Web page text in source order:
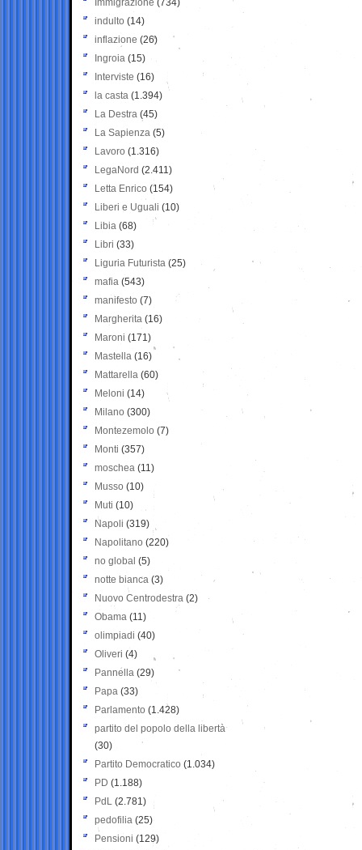
Immigrazione (734)
indulto (14)
inflazione (26)
Ingroia (15)
Interviste (16)
la casta (1.394)
La Destra (45)
La Sapienza (5)
Lavoro (1.316)
LegaNord (2.411)
Letta Enrico (154)
Liberi e Uguali (10)
Libia (68)
Libri (33)
Liguria Futurista (25)
mafia (543)
manifesto (7)
Margherita (16)
Maroni (171)
Mastella (16)
Mattarella (60)
Meloni (14)
Milano (300)
Montezemolo (7)
Monti (357)
moschea (11)
Musso (10)
Muti (10)
Napoli (319)
Napolitano (220)
no global (5)
notte bianca (3)
Nuovo Centrodestra (2)
Obama (11)
olimpiadi (40)
Oliveri (4)
Pannella (29)
Papa (33)
Parlamento (1.428)
partito del popolo della libertà
(30)
Partito Democratico (1.034)
PD (1.188)
PdL (2.781)
pedofilia (25)
Pensioni (129)